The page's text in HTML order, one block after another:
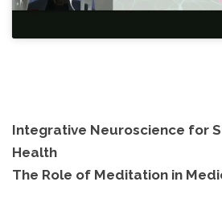
Integrative Neuroscience for
Health
The Role of Meditation in